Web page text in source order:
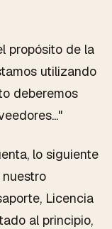
propósito de la
utilizando
deberemos
lo siguiente
Licencia
al principio,